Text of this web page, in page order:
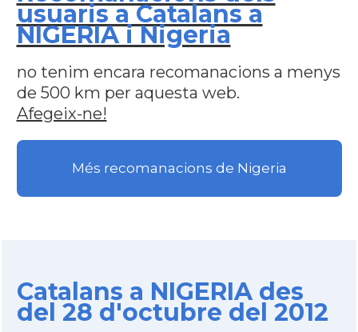
usuaris a Catalans a
NIGERIA i Nigeria
no tenim encara recomanacions a menys
de 500 km per aquesta web.
Afegeix-ne!
Més recomanacions de Nigeria
Catalans a NIGERIA des
del 28 d'octubre del 2012